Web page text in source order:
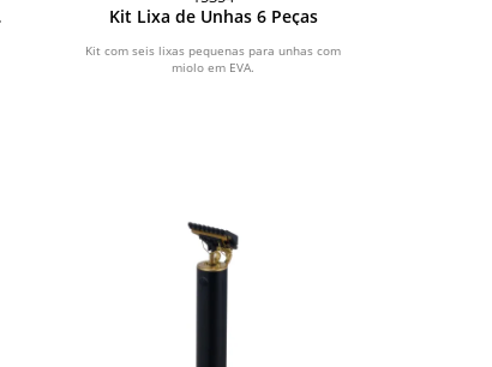
Kit Lixa de Unhas 6 Peças
Kit com seis lixas pequenas para unhas com
miolo em EVA.